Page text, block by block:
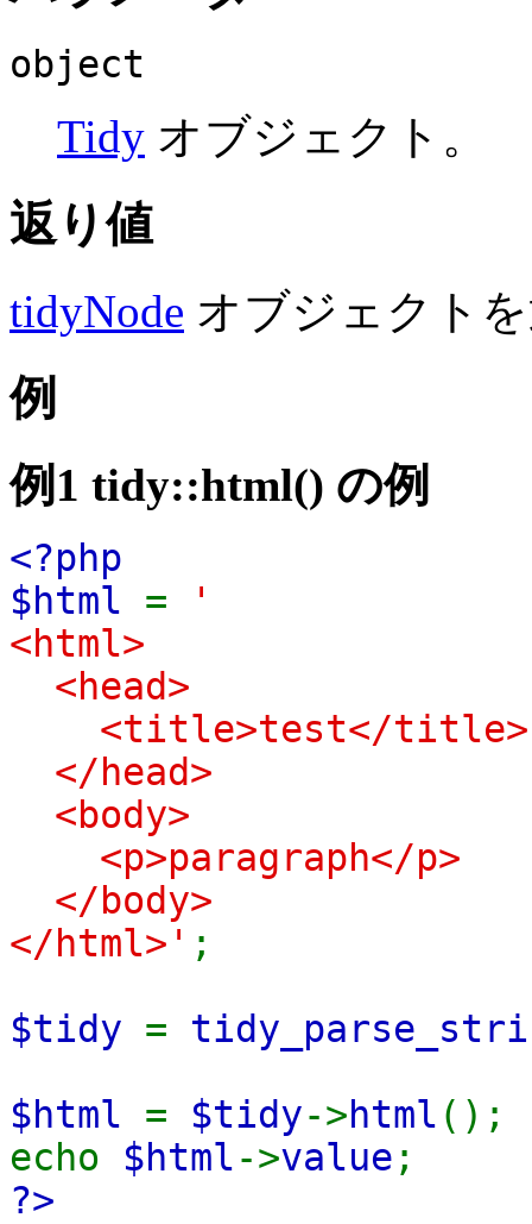
object
Tidy オブジェクト。
返り値
tidyNode オブジェクト
例
例1 tidy::html() の例
<?php
$html =
'
<html>
<head>
<title>test</title>
</head>
<body>
<p>paragraph</p>
</body>
</html>' ;
$tidy =
$html = $tidy->html ();
echo $html->value ;
?>